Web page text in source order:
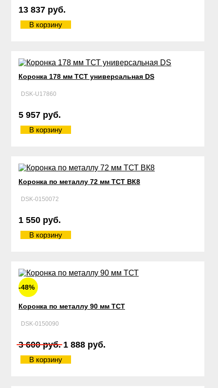
13 837 руб.
В корзину
Коронка 178 мм ТСТ универсальная DS
DSK-U17860
5 957 руб.
В корзину
Коронка по металлу 72 мм ТСТ ВК8
DSK-0150072
1 550 руб.
В корзину
-48%
Коронка по металлу 90 мм ТСТ
DSK-0150090
3 600 руб. 1 888 руб.
В корзину